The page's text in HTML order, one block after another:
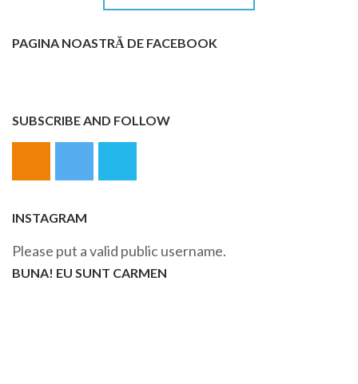
PAGINA NOASTRĂ DE FACEBOOK
SUBSCRIBE AND FOLLOW
INSTAGRAM
Please put a valid public username.
BUNA! EU SUNT CARMEN